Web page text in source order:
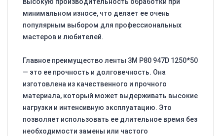
минимальном износе, что делает ее очень
популярным выбором для профессиональных
мастеров и любителей.
Главное преимущество ленты 3M P80 947D 1250*50
— это ее прочность и долговечность. Она
изготовлена из качественного и прочного
материала, который может выдерживать высокие
нагрузки и интенсивную эксплуатацию. Это
позволяет использовать ее длительное время без
необходимости замены или частого